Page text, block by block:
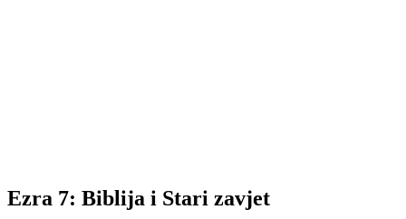
Ezra 7: Biblija i Stari zavjet